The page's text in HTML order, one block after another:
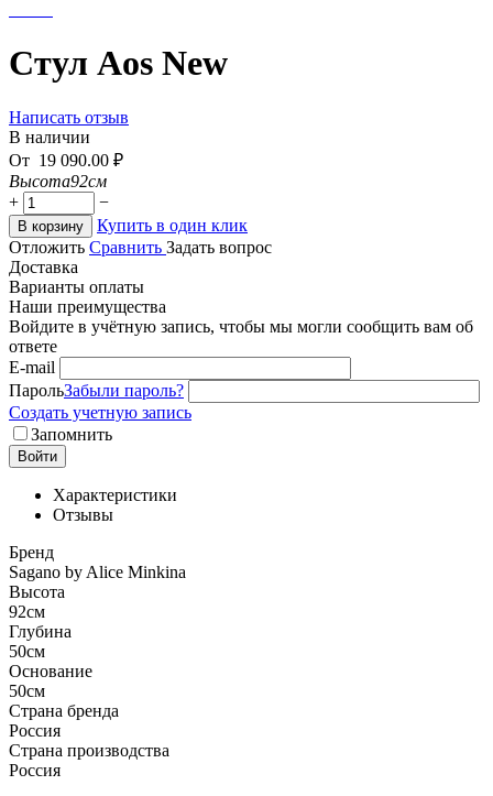
Стул Aos New
Написать отзыв
В наличии
От 19 090.00 ₽
Высота92см
+
−
В корзину
Купить в один клик
Отложить Сравнить Задать вопрос
Доставка
Варианты оплаты
Наши преимущества
Войдите в учётную запись, чтобы мы могли сообщить вам об
ответе
E-mail
ПарольЗабыли пароль?
Создать учетную запись
Запомнить
Войти
Характеристики
Отзывы
Бренд
Sagano by Alice Minkina
Высота
92см
Глубина
50см
Основание
50см
Страна бренда
Россия
Страна производства
Россия